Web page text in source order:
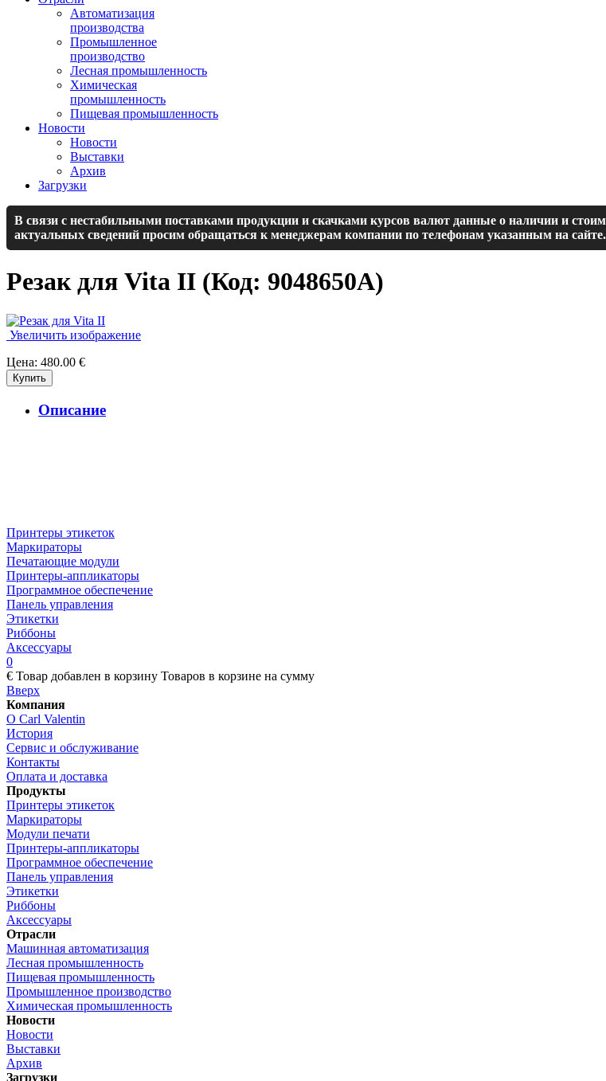
Автоматизация
производства
Промышленное
производство
Лесная промышленность
Химическая
промышленность
Пищевая промышленность
Новости
Новости
Выставки
Архив
Загрузки
В связи с нестабильными поставками продукции и скачками курсов валют данные о наличии и
актуальных сведений просим обращаться к менеджерам компании по телефонам указанным на сайте.
Резак для Vita II (Код: 9048650A)
Увеличить изображение
Цена: 480.00 €
Описание
Принтеры этикеток
Маркираторы
Печатающие модули
Принтеры-аппликаторы
Программное обеспечение
Панель управления
Этикетки
Риббоны
Аксессуары
0
€ Товар добавлен в корзину Товаров в корзине на сумму
Вверх
Компания
О Carl Valentin
История
Сервис и обслуживание
Контакты
Оплата и доставка
Продукты
Принтеры этикеток
Маркираторы
Модули печати
Принтеры-аппликаторы
Программное обеспечение
Панель управления
Этикетки
Риббоны
Аксессуары
Отрасли
Машинная автоматизация
Лесная промышленность
Пищевая промышленность
Промышленное производство
Химическая промышленность
Новости
Новости
Выставки
Архив
Загрузки